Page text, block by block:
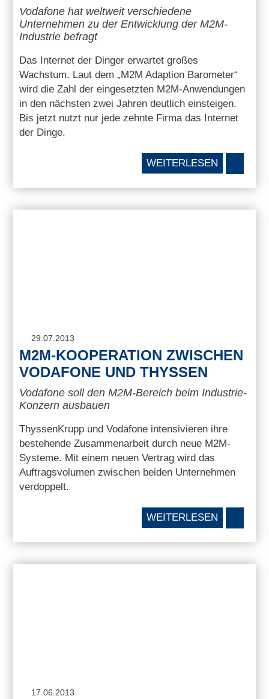
Vodafone hat weltweit verschiedene
Unternehmen zu der Entwicklung der M2M-
Industrie befragt
Das Internet der Dinger erwartet großes
Wachstum. Laut dem „M2M Adaption Barometer“
wird die Zahl der eingesetzten M2M-Anwendungen
in den nächsten zwei Jahren deutlich einsteigen.
Bis jetzt nutzt nur jede zehnte Firma das Internet
der Dinge.
WEITERLESEN
29.07.2013
M2M-KOOPERATION ZWISCHEN
VODAFONE UND THYSSEN
Vodafone soll den M2M-Bereich beim Industrie-
Konzern ausbauen
ThyssenKrupp und Vodafone intensivieren ihre
bestehende Zusammenarbeit durch neue M2M-
Systeme. Mit einem neuen Vertrag wird das
Auftragsvolumen zwischen beiden Unternehmen
verdoppelt.
WEITERLESEN
17.06.2013